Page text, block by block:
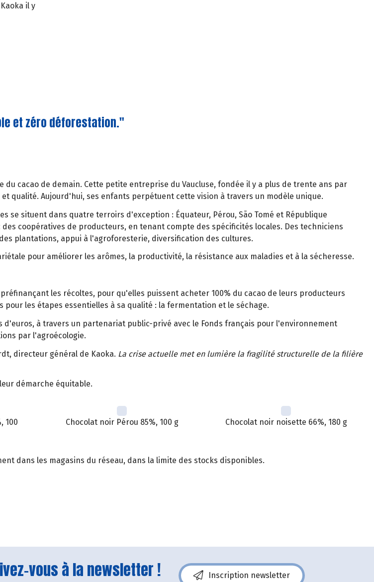
il y
et zéro déforestation."
cacao de demain. Cette petite entreprise du Vaucluse, fondée il y a plus de trente ans par
qualité. Aujourd'hui, ses enfants perpétuent cette vision à travers un modèle unique.
se situent dans quatre terroirs d'exception : Équateur, Pérou, São Tomé et République
coopératives de producteurs, en tenant compte des spécificités locales. Des techniciens
plantations, appui à l'agroforesterie, diversification des cultures.
pour améliorer les arômes, la productivité, la résistance aux maladies et à la sécheresse.
les récoltes, pour qu'elles puissent acheter 100% du cacao de leurs producteurs
les étapes essentielles à sa qualité : la fermentation et le séchage.
d'euros, à travers un partenariat public-privé avec le Fonds français pour l'environnement
par l'agroécologie.
directeur général de Kaoka. La crise actuelle met en lumière la fragilité structurelle de la filière
démarche équitable.
100
Chocolat noir Pérou 85%, 100 g Chocolat noir noisette 66%, 180 g
dans les magasins du réseau, dans la limite des stocks disponibles.
vous à la newsletter ! Inscription newsletter